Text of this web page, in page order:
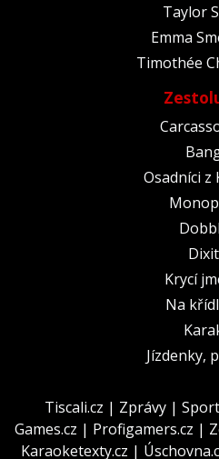
Taylor
Emma
Timothée
Osadníci z
Dixit
Krycí
Na
Jízdenky,
Tiscali.cz | Zprávy | Sport
Games.cz | Profigamers.cz |
Karaoketexty.cz |